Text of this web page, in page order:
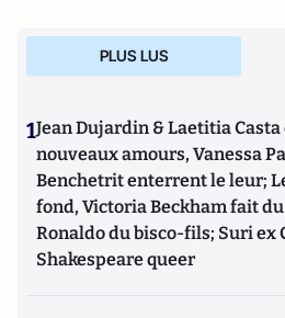
PLUS LUS
1Jean Dujardin & Laetitia
nouveaux amours, Vanessa
Benchetrit enterrent le leur;
fond, Victoria Beckham fait
Ronaldo du bisco-fils; Suri ex
Shakespeare queer